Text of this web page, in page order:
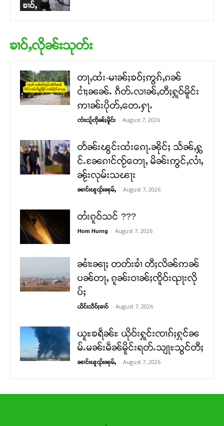
ၶၢဝ်ႇ
ၶၢဝ်ႇလိုၼ်းသုတ်း
တႃႇထႆး-မၢၼ်ႈၶဝ်ႈဢွၵ်ႇၵၼ်
ငၢႆႈၼၼ်ႉ ၵဵတ်ႉလၢၼ်ႇတီႈႁူဝ်မိူင်း
ဢၢၼ်းပိုတ်ႇတေႉႁႃႉ
ၸၢႆးသႂ်ၸိုၼ်ႈမိူင်း - August 7, 2026
တႅၼ်းၽွင်းထႆးၵေႃႉၼိုင်ႈ သႅၼ်ႇႁွ
င်ႉၼႄၵၢင်ၸႂ်တေႃႇ မိၼ်းဢွင်ႇလၢႆႇ
ၼႂ်းလုမ်းသၽႃး
ၼၢင်းၽူၺ်းၼုမ်ႇ - August 7, 2026
တႆးၵူဝ်သင် ???
Hom Hurng - August 7, 2026
ၼၢႆးၼႃႈ တတ်းၶၢႆ တီႈလိၼ်ဢၼ်
ပၼ်တႃႇ ၵူၼ်းဝၢၼ်ႈၸိူဝ်းၺႃးလို
ပ်ႈ
ယိင်းသဵဝ်ႈၶၢဝ် - August 7, 2026
ယူႊၶရဵၼ်ႊ ယိုဝ်းႁူင်းၸၢၵ်ႈႁုင်ၼ
မ်ႉမၼ်းမဵၼ်မိူင်းရတ်ႉသျႃႊသွင်တီႈ
ၼၢင်းၽူၺ်းၼုမ်ႇ - August 7, 2026